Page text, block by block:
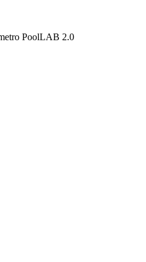
PoolLAB 2.0